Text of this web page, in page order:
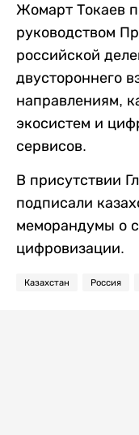
Жомарт Токаев
руководством
российской
двустороннего
направлениям,
экосистем и
сервисов.
В присутствии
подписали
меморандумы о
цифровизации.
Казахстан Россия